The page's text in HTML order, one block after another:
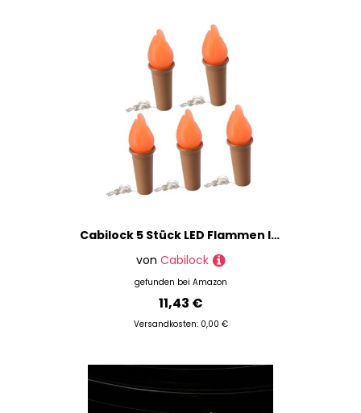
Cabilock 5 Stück LED Flammen lichterkette mit Warmweißen Flammen leds Batteriebetrieben Flaschenlicht Deko für Party Bar und Innenbereich Kreative Flammenoptik Einfach zu Wechseln
von Cabilock
gefunden bei Amazon
11,43 €
Versandkosten: 0,00 €